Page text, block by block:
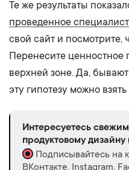
Те же результаты
проведенное
свой сайт и посмотрите,
Перенесите ценностное
верхней зоне. Да,
эту гипотезу можно
Интересуетесь
продуктовому
Подписывайтесь на
ВКонтакте, Instagram,